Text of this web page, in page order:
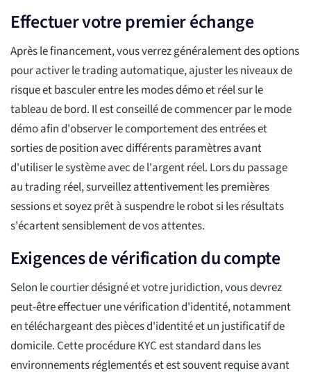
Effectuer votre premier échange
Après le financement, vous verrez généralement des options
pour activer le trading automatique, ajuster les niveaux de
risque et basculer entre les modes démo et réel sur le
tableau de bord. Il est conseillé de commencer par le mode
démo afin d'observer le comportement des entrées et
sorties de position avec différents paramètres avant
d'utiliser le système avec de l'argent réel. Lors du passage
au trading réel, surveillez attentivement les premières
sessions et soyez prêt à suspendre le robot si les résultats
s'écartent sensiblement de vos attentes.
Exigences de vérification du compte
Selon le courtier désigné et votre juridiction, vous devrez
peut-être effectuer une vérification d'identité, notamment
en téléchargeant des pièces d'identité et un justificatif de
domicile. Cette procédure KYC est standard dans les
environnements réglementés et est souvent requise avant